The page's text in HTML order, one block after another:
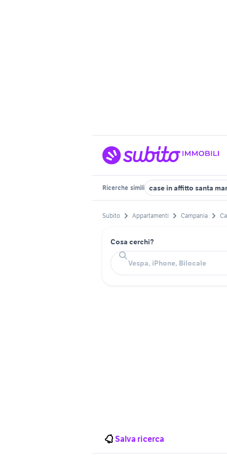
Ricerche simili case in affitto santa
Subito Appartamenti Campania
Cosa cerchi?
Salva ricerca